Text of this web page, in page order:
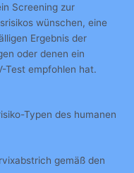
Screening zur
wünschen, eine
Ergebnis der
oder denen ein
Test empfohlen hat.
Typen des humanen
gemäß den